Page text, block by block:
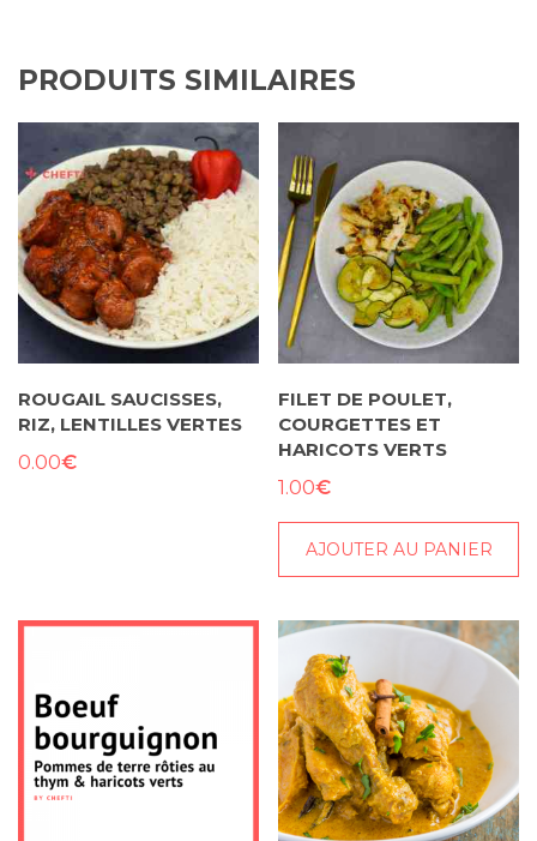
PRODUITS SIMILAIRES
ROUGAIL SAUCISSES,
RIZ, LENTILLES VERTES
0.00€
FILET DE POULET,
COURGETTES ET
HARICOTS VERTS
1.00€
AJOUTER AU PANIER